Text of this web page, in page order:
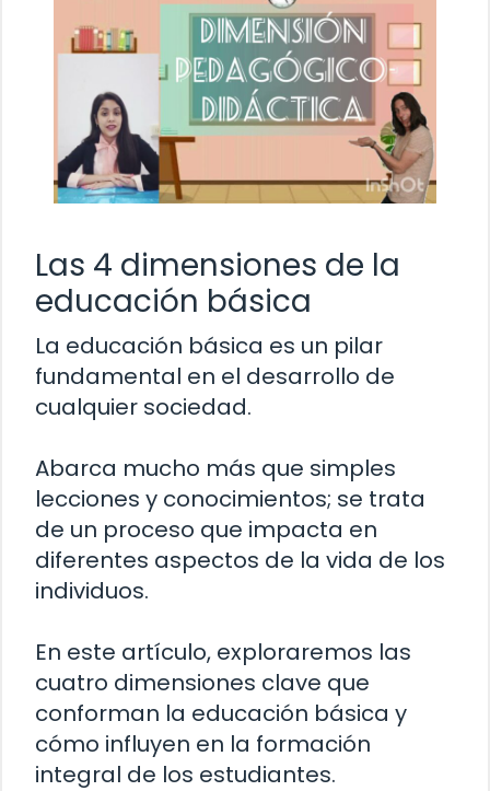
Las 4 dimensiones de la
educación básica
La educación básica es un pilar
fundamental en el desarrollo de
cualquier sociedad.
Abarca mucho más que simples
lecciones y conocimientos; se trata
de un proceso que impacta en
diferentes aspectos de la vida de los
individuos.
En este artículo, exploraremos las
cuatro dimensiones clave que
conforman la educación básica y
cómo influyen en la formación
integral de los estudiantes.